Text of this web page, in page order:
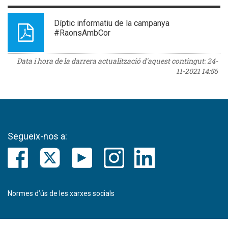
Díptic informatiu de la campanya
#RaonsAmbCor
Data i hora de la darrera actualització d'aquest contingut:24-
11-2021 14:56
Segueix-nos a:
Normes d’ús de les xarxes socials